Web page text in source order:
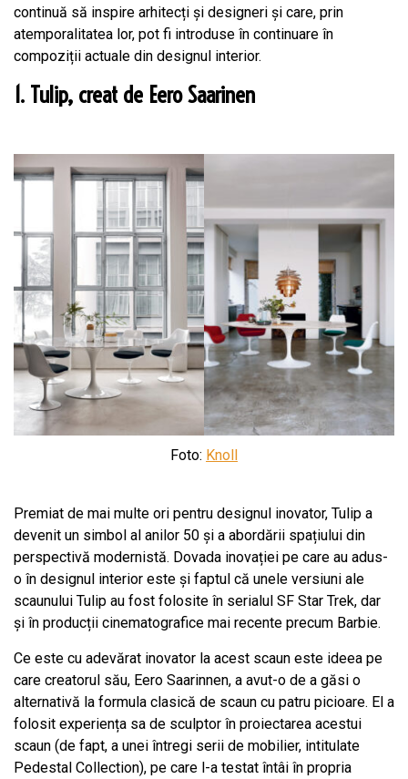
continuă să inspire arhitecți și designeri și care, prin
atemporalitatea lor, pot fi introduse în continuare în
compoziții actuale din designul interior.
1. Tulip, creat de Eero Saarinen
Foto: Knoll
Premiat de mai multe ori pentru designul inovator, Tulip a
devenit un simbol al anilor 50 și a abordării spațiului din
perspectivă modernistă. Dovada inovației pe care au adus-
o în designul interior este și faptul că unele versiuni ale
scaunului Tulip au fost folosite în serialul SF Star Trek, dar
și în producții cinematografice mai recente precum Barbie.
Ce este cu adevărat inovator la acest scaun este ideea pe
care creatorul său, Eero Saarinnen, a avut-o de a găsi o
alternativă la formula clasică de scaun cu patru picioare. El a
folosit experiența sa de sculptor în proiectarea acestui
scaun (de fapt, a unei întregi serii de mobilier, intitulate
Pedestal Collection), pe care l-a testat întâi în propria